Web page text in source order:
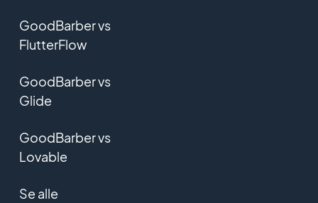
GoodBarber vs
FlutterFlow
GoodBarber vs
Glide
GoodBarber vs
Lovable
Se alle